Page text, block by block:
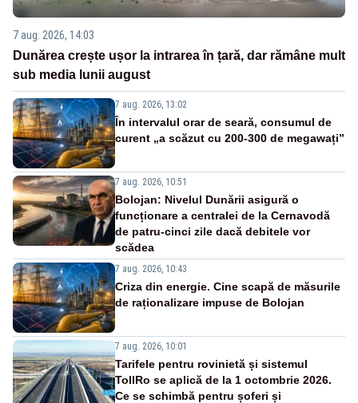
7 aug. 2026, 14:03
Dunărea crește ușor la intrarea în țară, dar rămâne mult
sub media lunii august
7 aug. 2026, 13:02
În intervalul orar de seară, consumul de
curent „a scăzut cu 200-300 de megawați”
7 aug. 2026, 10:51
Bolojan: Nivelul Dunării asigură o
funcționare a centralei de la Cernavodă
de patru-cinci zile dacă debitele vor
scădea
7 aug. 2026, 10:43
Criza din energie. Cine scapă de măsurile
de raționalizare impuse de Bolojan
7 aug. 2026, 10:01
Tarifele pentru rovinietă și sistemul
TollRo se aplică de la 1 octombrie 2026.
Ce se schimbă pentru șoferi și